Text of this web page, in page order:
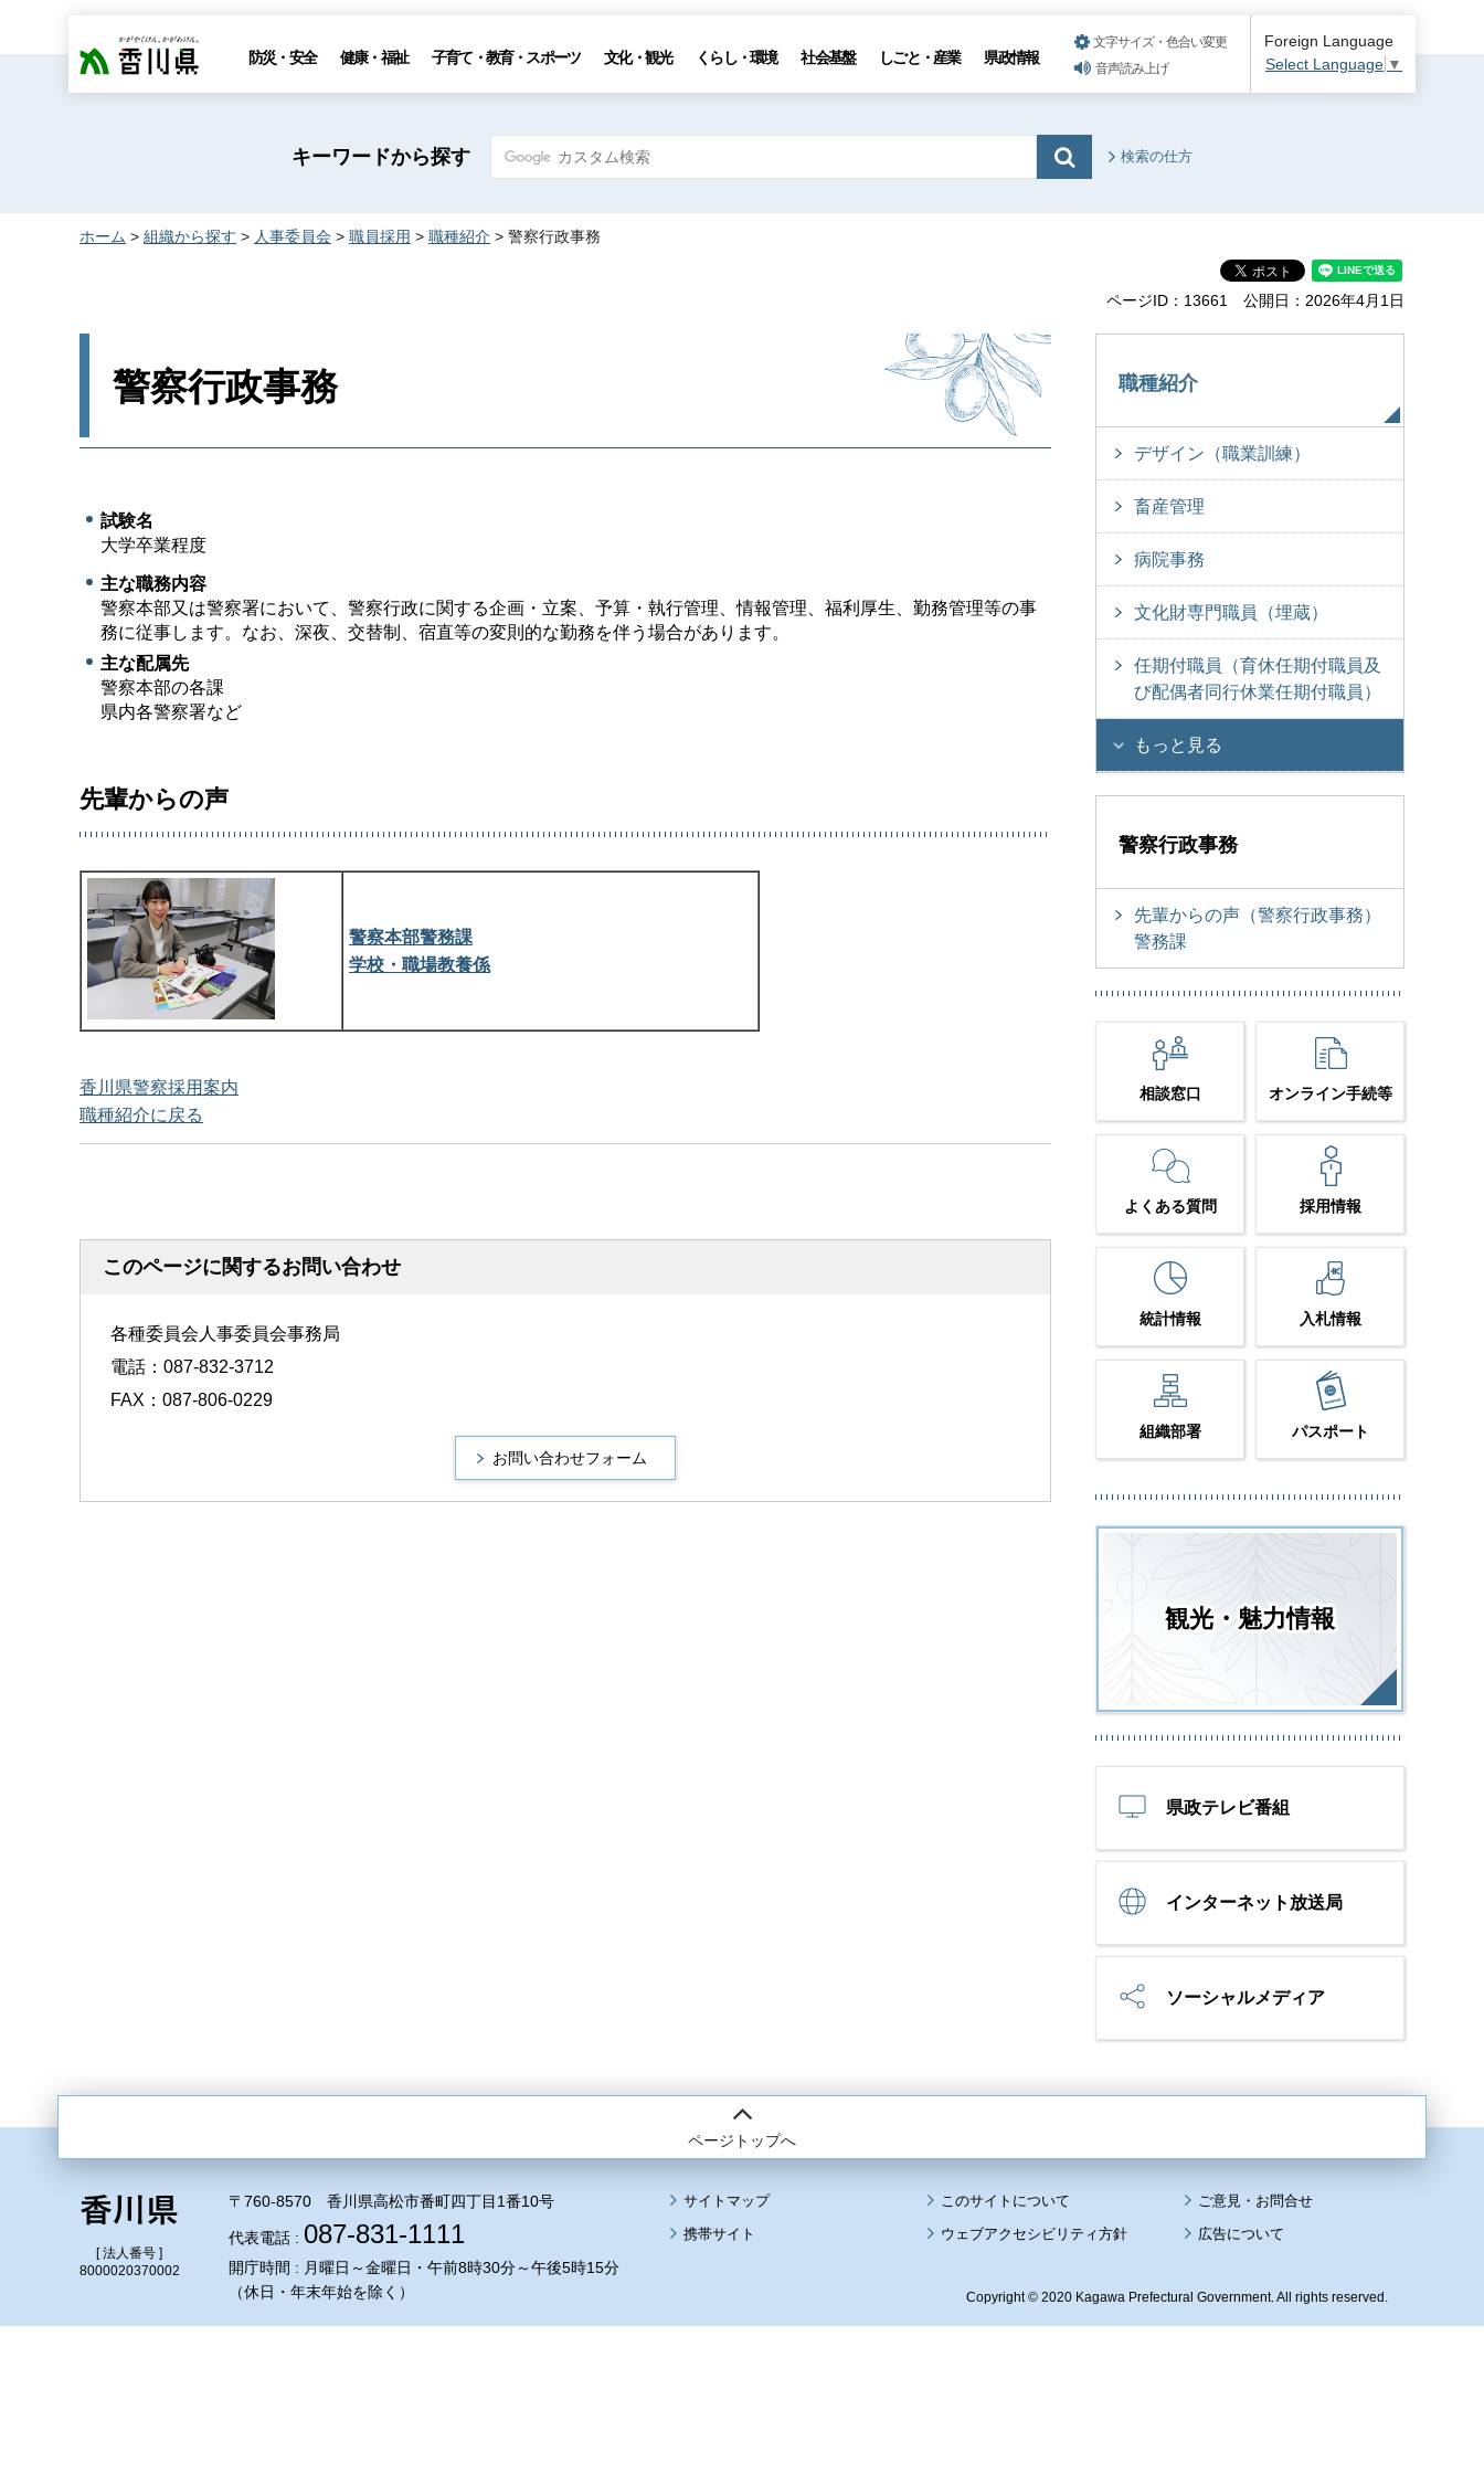
香川県 防災・安全 健康・福祉 子育て・教育・スポーツ 文化・観光 くらし・環境 社会基盤 しごと・産業 県政情報
文字サイズ・色合い変更
音声読み上げ
Foreign Language
Select Language ▼
キーワードから探す 検索の仕方
ホーム > 組織から探す > 人事委員会 > 職員採用 > 職種紹介 > 警察行政事務
ページID：13661 公開日：2026年4月1日
警察行政事務
試験名
大学卒業程度
主な職務内容
警察本部又は警察署において、警察行政に関する企画・立案、予算・執行管理、情報管理、福利厚生、勤務管理等の事
務に従事します。なお、深夜、交替制、宿直等の変則的な勤務を伴う場合があります。
主な配属先
警察本部の各課
県内各警察署など
先輩からの声
警察本部警務課
学校・職場教養係
香川県警察採用案内
職種紹介に戻る
このページに関するお問い合わせ
各種委員会人事委員会事務局
電話：087-832-3712
FAX：087-806-0229
職種紹介
デザイン（職業訓練）
畜産管理
病院事務
文化財専門職員（埋蔵）
任期付職員（育休任期付職員及
び配偶者同行休業任期付職員）
もっと見る
警察行政事務
先輩からの声（警察行政事務）
警務課
相談窓口 オンライン手続等
よくある質問 採用情報
統計情報 入札情報
組織部署 パスポート
観光・魅力情報
県政テレビ番組
インターネット放送局
ソーシャルメディア
ページトップへ
[ 法人番号 ]
8000020370002
〒760-8570 香川県高松市番町四丁目1番10号
代表電話 : 087-831-1111
開庁時間 : 月曜日～金曜日・午前8時30分～午後5時15分
（休日・年末年始を除く）
サイトマップ
このサイトについて
携帯サイト
ウェブアクセシビリティ方針 広告について
Copyright © 2020 Kagawa Prefectural Government. All rights reserved.